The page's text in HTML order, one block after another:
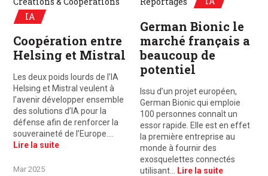
IA
Coopération entre
Helsing et Mistral
Les deux poids lourds de l’IA
Helsing et Mistral veulent à
l’avenir développer ensemble
des solutions d’IA pour la
défense afin de renforcer la
souveraineté de l’Europe.…
Lire la suite
Mar 2025
German Bionic le
marché français a
beaucoup de
potentiel
Issu d’un projet européen,
German Bionic qui emploie
100 personnes connaît un
essor rapide. Elle est en effet
la première entreprise au
monde à fournir des
exosquelettes connectés
utilisant…
Lire la suite